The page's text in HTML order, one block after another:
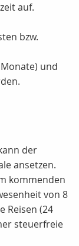
auf.
bzw.
und
der
ansetzen.
kommenden
von 8
Reisen (24
steuerfreie